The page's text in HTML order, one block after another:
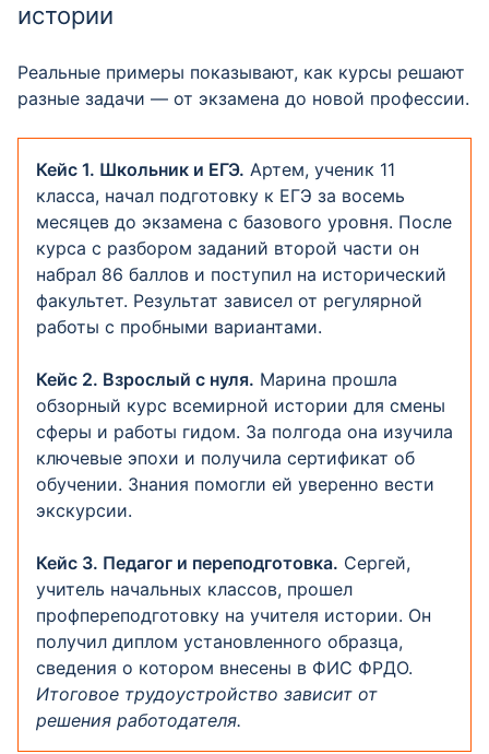
истории
Реальные примеры показывают, как курсы решают
разные задачи — от экзамена до новой профессии.
Кейс 1. Школьник и ЕГЭ. Артем, ученик 11
класса, начал подготовку к ЕГЭ за восемь
месяцев до экзамена с базового уровня. После
курса с разбором заданий второй части он
набрал 86 баллов и поступил на исторический
факультет. Результат зависел от регулярной
работы с пробными вариантами.
Кейс 2. Взрослый с нуля. Марина прошла
обзорный курс всемирной истории для смены
сферы и работы гидом. За полгода она изучила
ключевые эпохи и получила сертификат об
обучении. Знания помогли ей уверенно вести
экскурсии.
Кейс 3. Педагог и переподготовка. Сергей,
учитель начальных классов, прошел
профпереподготовку на учителя истории. Он
получил диплом установленного образца,
сведения о котором внесены в ФИС ФРДО.
Итоговое трудоустройство зависит от
решения работодателя.